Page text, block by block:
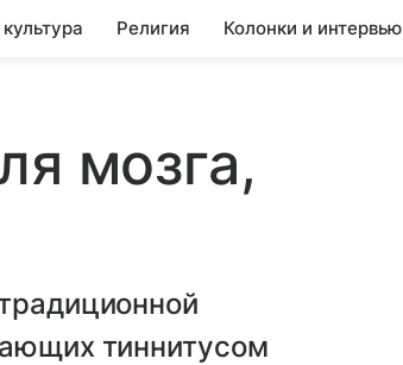
Религия Колонки и интервью
мозга,
тиннитусом